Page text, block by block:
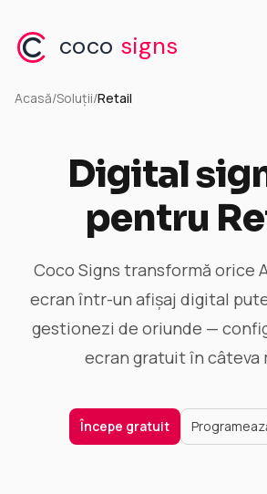
coco signs
Acasă/Soluții/Retail
Digital
pentru
Coco Signs transformă orice
ecran într-un afișaj digital
gestionezi de oriunde —
ecran gratuit în câteva
Începe gratuit